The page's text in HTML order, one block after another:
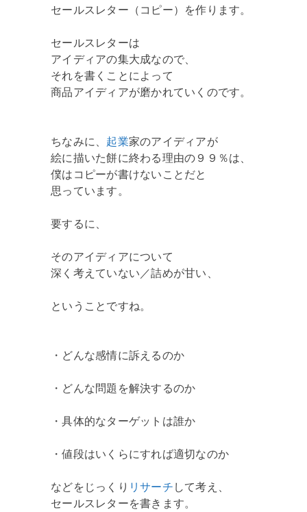
セールスレター（コピー）を作ります。
セールスレターは
アイディアの集大成なので、
それを書くことによって
商品アイディアが磨かれていくのです。
ちなみに、 起業家のアイディアが
絵に描いた餅に終わる理由の９９％は、
僕はコピーが書けないことだと
思っています。
要するに、
そのアイディアについて
深く考えていない／詰めが甘い、
ということですね。
・どんな感情に訴えるのか
・どんな問題を解決するのか
・具体的なターゲットは誰か
・値段はいくらにすれば適切なのか
などをじっくり リサーチ して考え、
セールスレターを書きます。